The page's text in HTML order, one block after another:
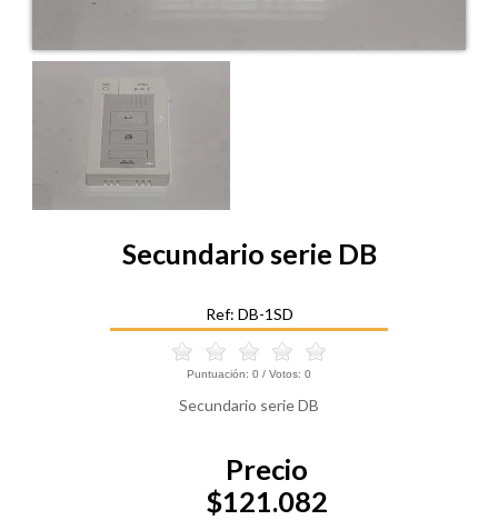
Secundario serie DB
Ref: DB-1SD
Puntuación: 0 / Votos: 0
Secundario serie DB
Precio
$121.082